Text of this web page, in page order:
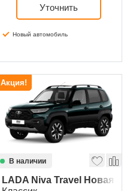
Уточнить
Новый автомобиль
Акция!
В наличии
LADA Niva Travel Новая